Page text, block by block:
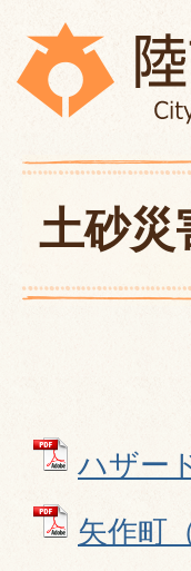
土砂災
ハザー
矢作町